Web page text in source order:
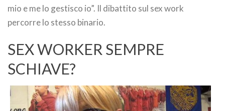
mio e me lo gestisco io”. Il dibattito sul sex work
percorre lo stesso binario.
SEX WORKER SEMPRE
SCHIAVE?